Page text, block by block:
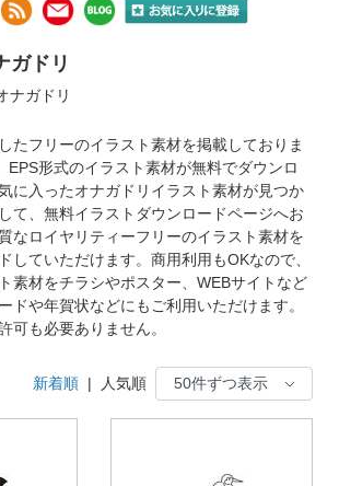
ガドリ
ナガドリ
たフリーのイラスト素材を掲載しておりま
EPS形式のイラスト素材が無料でダウンロ
に入ったオナガドリイラスト素材が見つか
て、無料イラストダウンロードページへお
なロイヤリティーフリーのイラスト素材を
していただけます。商用利用もOKなので、
素材をチラシやポスター、WEBサイトなど
ドや年賀状などにもご利用いただけます。
可も必要ありません。
新着順 | 人気順